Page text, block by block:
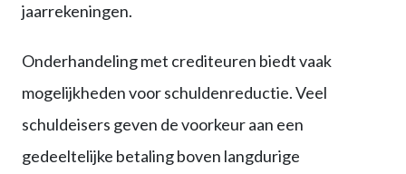
jaarrekeningen.
Onderhandeling met crediteuren biedt vaak
mogelijkheden voor schuldenreductie. Veel
schuldeisers geven de voorkeur aan een
gedeeltelijke betaling boven langdurige